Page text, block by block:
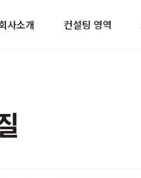
사소개 컨설팅 영역